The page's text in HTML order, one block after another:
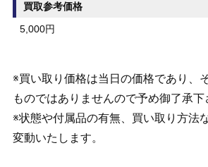
買取参考価格
5,000円
※買い取り価格は当日の価格であり、
ものではありませんので予め御了承下
※状態や付属品の有無、買い取り方法
変動いたします。